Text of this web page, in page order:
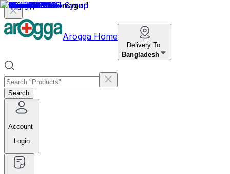
Arogga Home
Delivery To
Bangladesh
Search
Account
Login